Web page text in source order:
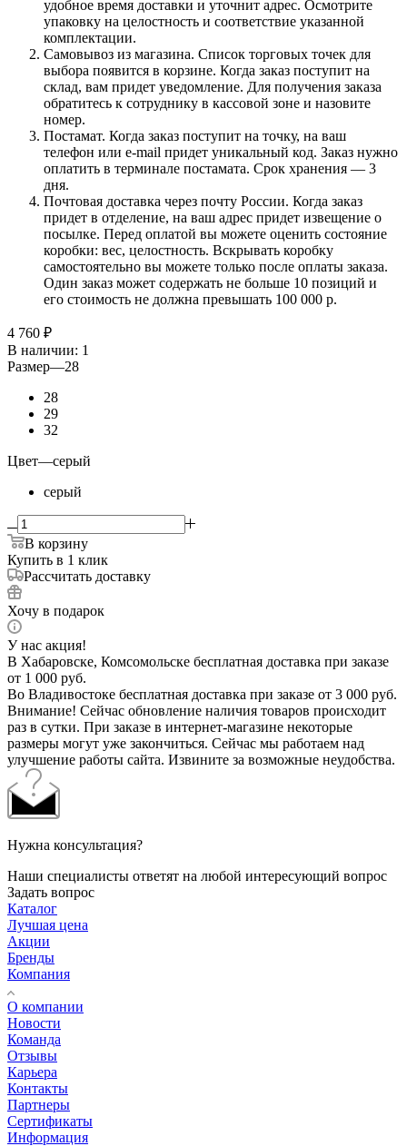
удобное время доставки и уточнит адрес. Осмотрите
упаковку на целостность и соответствие указанной
комплектации.
Самовывоз из магазина. Список торговых точек для
выбора появится в корзине. Когда заказ поступит на
склад, вам придет уведомление. Для получения заказа
обратитесь к сотруднику в кассовой зоне и назовите
номер.
Постамат. Когда заказ поступит на точку, на ваш
телефон или e-mail придет уникальный код. Заказ нужно
оплатить в терминале постамата. Срок хранения — 3
дня.
Почтовая доставка через почту России. Когда заказ
придет в отделение, на ваш адрес придет извещение о
посылке. Перед оплатой вы можете оценить состояние
коробки: вес, целостность. Вскрывать коробку
самостоятельно вы можете только после оплаты заказа.
Один заказ может содержать не больше 10 позиций и
его стоимость не должна превышать 100 000 р.
4 760 ₽
В наличии: 1
Размер—28
28
29
32
Цвет—серый
серый
В корзину
Купить в 1 клик
Рассчитать доставку
Хочу в подарок
У нас акция!
В Хабаровске, Комсомольске бесплатная доставка при заказе
от 1 000 руб.
Во Владивостоке бесплатная доставка при заказе от 3 000 руб.
Внимание! Сейчас обновление наличия товаров происходит
раз в сутки. При заказе в интернет-магазине некоторые
размеры могут уже закончиться. Сейчас мы работаем над
улучшение работы сайта. Извините за возможные неудобства.
Нужна консультация?
Наши специалисты ответят на любой интересующий вопрос
Задать вопрос
Каталог
Лучшая цена
Акции
Бренды
Компания
О компании
Новости
Команда
Отзывы
Карьера
Контакты
Партнеры
Сертификаты
Информация